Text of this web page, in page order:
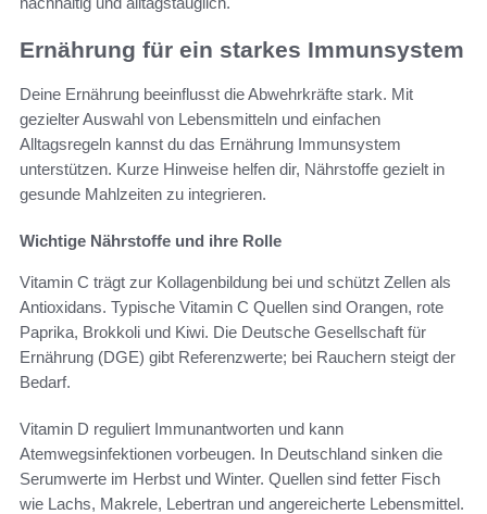
Ernährung für ein starkes Immunsystem
Deine Ernährung beeinflusst die Abwehrkräfte stark. Mit
gezielter Auswahl von Lebensmitteln und einfachen
Alltagsregeln kannst du das Ernährung Immunsystem
unterstützen. Kurze Hinweise helfen dir, Nährstoffe gezielt in
gesunde Mahlzeiten zu integrieren.
Wichtige Nährstoffe und ihre Rolle
Vitamin C trägt zur Kollagenbildung bei und schützt Zellen als
Antioxidans. Typische Vitamin C Quellen sind Orangen, rote
Paprika, Brokkoli und Kiwi. Die Deutsche Gesellschaft für
Ernährung (DGE) gibt Referenzwerte; bei Rauchern steigt der
Bedarf.
Vitamin D reguliert Immunantworten und kann
Atemwegsinfektionen vorbeugen. In Deutschland sinken die
Serumwerte im Herbst und Winter. Quellen sind fetter Fisch
wie Lachs, Makrele, Lebertran und angereicherte Lebensmittel.